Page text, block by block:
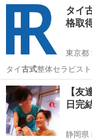
を脱がずそのまま行い
いくテクニックと、ヨ
京都 京都市 マ
タイ
格取
東京都
タイ古式整体セラピス
Ｗ資… シャル講座では
東京 港区 そ
【友
日完
静岡県